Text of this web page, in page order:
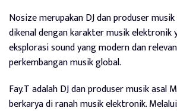
Nosize merupakan DJ dan produser
dikenal dengan karakter musik elektronik
eksplorasi sound yang modern dan
perkembangan musik global.
Fay.T adalah DJ dan produser musik asal
berkarya di ranah musik elektronik.